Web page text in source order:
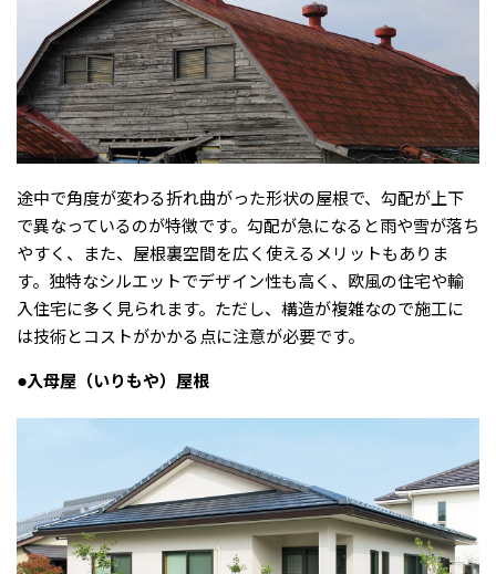
途中で角度が変わる折れ曲がった形状の屋根で、勾配が上下
で異なっているのが特徴です。勾配が急になると雨や雪が落ち
やすく、また、屋根裏空間を広く使えるメリットもありま
す。独特なシルエットでデザイン性も高く、欧風の住宅や輸
入住宅に多く見られます。ただし、構造が複雑なので施工に
は技術とコストがかかる点に注意が必要です。
●入母屋（いりもや）屋根